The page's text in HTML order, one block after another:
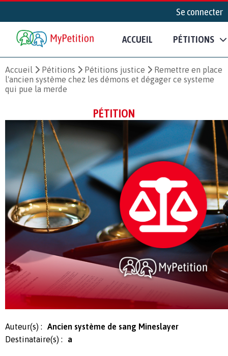
Se connecter
ACCUEIL PÉTITIONS
Accueil Pétitions Pétitions justice
Remettre en place
l'ancien système chez les démons et dégager ce systeme
qui pue la merde
PÉTITION
Auteur(s) :
Ancien système de sang Mineslayer
Destinataire(s) :
a